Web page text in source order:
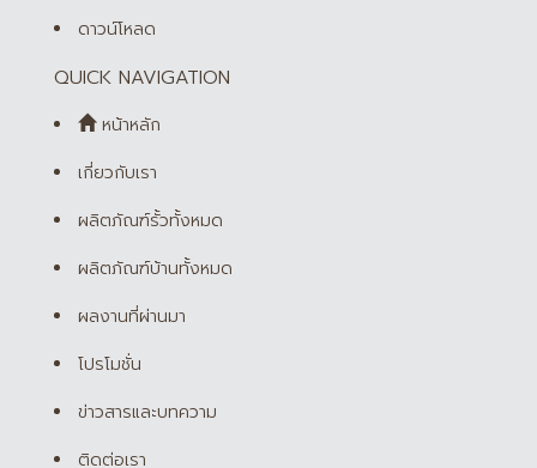
ดาวน์โหลด
QUICK NAVIGATION
หน้าหลัก
เกี่ยวกับเรา
ผลิตภัณฑ์รั้วทั้งหมด
ผลิตภัณฑ์บ้านทั้งหมด
ผลงานที่ผ่านมา
โปรโมชั่น
ข่าวสารและบทความ
ติดต่อเรา